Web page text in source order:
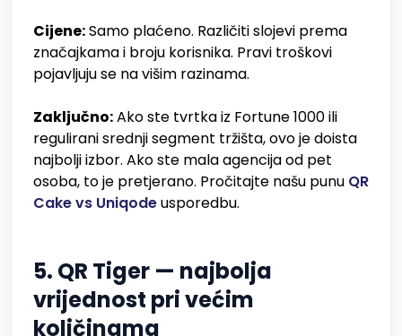
Cijene:Samo plaćeno. Različiti slojevi prema
značajkama i broju korisnika. Pravi troškovi
pojavljuju se na višim razinama.
Zaključno:Ako ste tvrtka iz Fortune 1000 ili
regulirani srednji segment tržišta, ovo je doista
najbolji izbor. Ako ste mala agencija od pet
osoba, to je pretjerano. Pročitajte našu punu QR
Cake vs Uniqodeusporedbu.
5. QR Tiger — najbolja
vrijednost pri većim
količinama